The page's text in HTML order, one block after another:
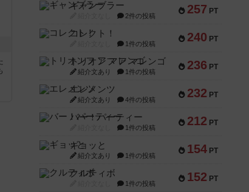
257 PT
ギャンブラー
2件の投稿
240 PT
コレクト！
1件の投稿
236 PT
トリオンフ ア マレンゴ
紹介文あり 1件の投稿
232 PT
エレメンツ
紹介文あり 4件の投稿
212 PT
バー！パーティー
1件の投稿
154 PT
ギョッと
紹介文あり 1件の投稿
152 PT
クルティボ
1件の投稿